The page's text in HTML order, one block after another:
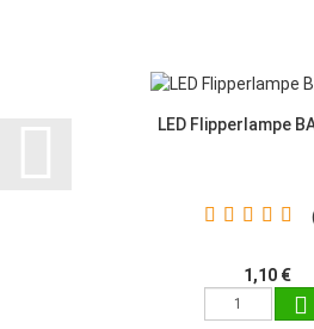
LED Flipperlampe
1,10 €